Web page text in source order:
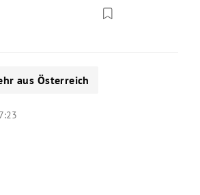
aus Österreich